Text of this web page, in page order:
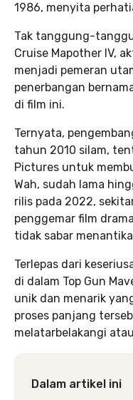
1986, menyita
Tak tanggung-
Cruise Mapother IV,
menjadi pemeran
penerbangan
di film ini.
Ternyata,
tahun 2010 silam,
Pictures untuk
Wah, sudah lama
rilis pada 2022,
penggemar film
tidak sabar
Terlepas dari
di dalam Top Gun
unik dan menarik
proses panjang
melatarbelakangi
Dalam artikel ini